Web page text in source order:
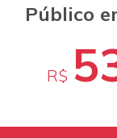
Público
R$